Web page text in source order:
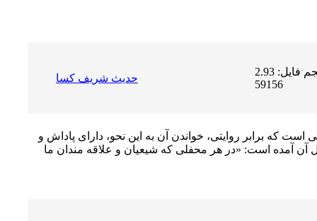
حدیث شریف کسا
حجم فایل: 2.93 MB | دریافت ها:
59156
که برابر روایتى، خواندن آن به این نحو، داراى پاداش و
آن آمده است: «در هر محفلى که شیعیان و علاقه مندان ما